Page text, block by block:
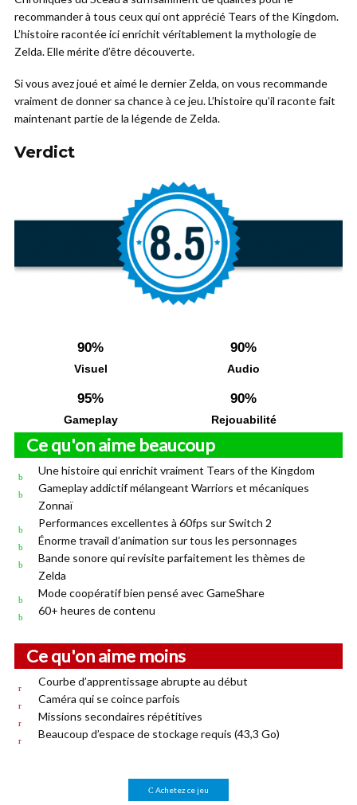
recommander à tous ceux qui ont apprécié Tears of the Kingdom.
L’histoire racontée ici enrichit véritablement la mythologie de
Zelda. Elle mérite d’être découverte.
Si vous avez joué et aimé le dernier Zelda, on vous recommande
vraiment de donner sa chance à ce jeu. L’histoire qu’il raconte fait
maintenant partie de la légende de Zelda.
Verdict
90%
Visuel
90%
Audio
95%
Gameplay
90%
Rejouabilité
Ce qu'on aime beaucoup
Une histoire qui enrichit vraiment Tears of the Kingdom
Gameplay addictif mélangeant Warriors et mécaniques
Zonnaï
Performances excellentes à 60fps sur Switch 2
Énorme travail d’animation sur tous les personnages
Bande sonore qui revisite parfaitement les thèmes de
Zelda
Mode coopératif bien pensé avec GameShare
60+ heures de contenu
Ce qu'on aime moins
Courbe d’apprentissage abrupte au début
Caméra qui se coince parfois
Missions secondaires répétitives
Beaucoup d’espace de stockage requis (43,3 Go)
Achetez ce jeu